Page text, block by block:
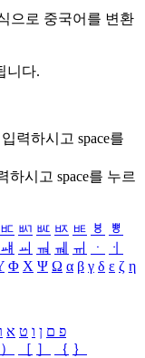
으로 중국어를 변환
니다.
력하시고 space를
하시고 space를 누르
ㅳ ㅴ ㅵ ㅶ ㅷ ㅸ
ㅹ
ㆈ ㆉ ㆊ ㆋ ㆌ ㆍ
ㆎ
Φ Χ Ψ Ω α β γ δ ε ζ η
פ ם ן ו ט א
） ［ ］ ｛ ｝